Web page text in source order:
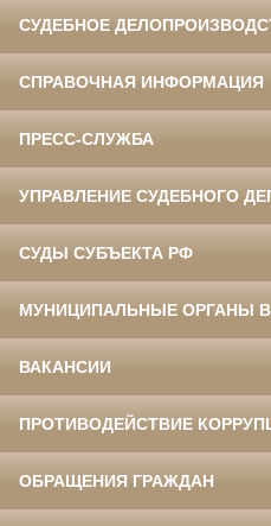
СУДЕБНОЕ
СПРАВОЧНАЯ ИНФОРМАЦИЯ
ПРЕСС-СЛУЖБА
УПРАВЛЕНИЕ СУДЕБНОГО
СУДЫ СУБЪЕКТА РФ
МУНИЦИПАЛЬНЫЕ ОРГАНЫ
ВАКАНСИИ
ПРОТИВОДЕЙСТВИЕ
ОБРАЩЕНИЯ ГРАЖДАН